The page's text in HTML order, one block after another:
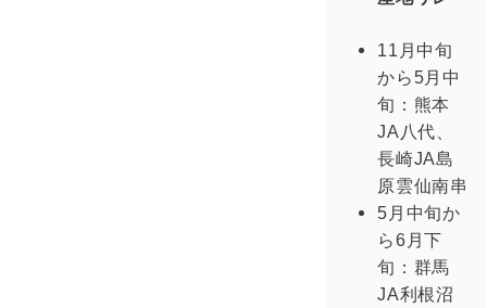
11月中旬
から5月中
旬：熊本
JA八代、
長崎JA島
原雲仙南串
5月中旬か
ら6月下
旬：群馬
JA利根沼